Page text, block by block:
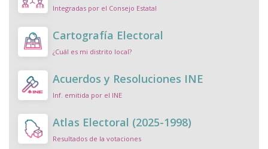
Integradas por el Consejo Estatal
Cartografía Electoral
¿Cuál es mi distrito local?
Acuerdos y Resoluciones INE
Inf. emitida por el INE
Atlas Electoral (2025-1998)
Resultados de la votaciones